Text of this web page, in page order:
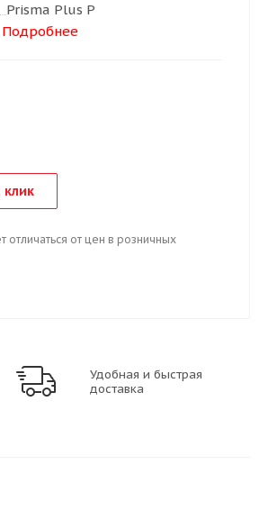
Prisma Plus P
Подробнее
клик
отличаться от цен в розничных
Удобная и быстрая
доставка